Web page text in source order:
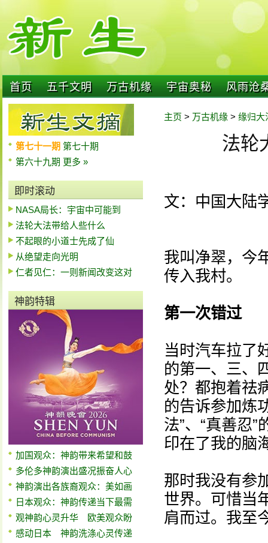
首页 五千文明 万古机缘 宇宙奥秘 风雨沧
第七十一期 第七十期
第六十九期 更多 »
即时滚动
NASA局长：宇宙中可能到
法轮大法带给人些什么
不起眼的小道士先成了仙
从绝望走向光明
仁者见仁：一则新闻改变这对
神韵特辑
加国观众：神韵带来希望和鼓
多伦多神韵演出盛况振奋人心
神韵演出各族裔观众：美如画
日本观众：神韵传递当下最需
观神韵心灵升华 欧美观众盼
感动日本 神韵洗涤心灵传递
主页 > 万古机缘 > 缘归大
法轮
文：中国大陆
我叫净翠，今
传入我村。
第一次错过
当时汽车拉了
的第一、三、
处？都抱着祛
的告诉参加炼
法”、“真善忍
印在了我的脑
那时我没有参
世界。可惜当
肩而过。我至